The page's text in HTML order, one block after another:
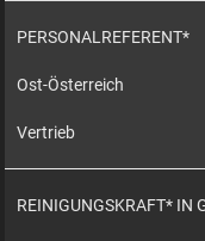
PERSONALREFERENT*
Ost-Österreich
Vertrieb
REINIGUNGSKRAFT* IN